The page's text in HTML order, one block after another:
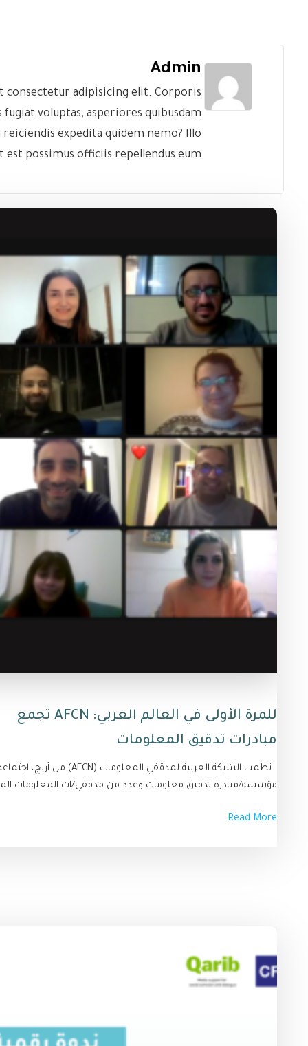
Admin
consectetur adipisicing elit. Corporis
voluptas, asperiores quibusdam
expedita quidem nemo? Illo
est possimus officiis repellendus eum.
للمرة الأولى في العالم العربي: AFCN تجمع
مبادرات تدقيق المعلومات
مؤسسة/مبادرة تدقيق معلومات وعدد من مدققي/ات المعلومات
Read More